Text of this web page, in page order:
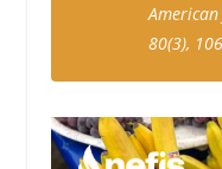
80(3),